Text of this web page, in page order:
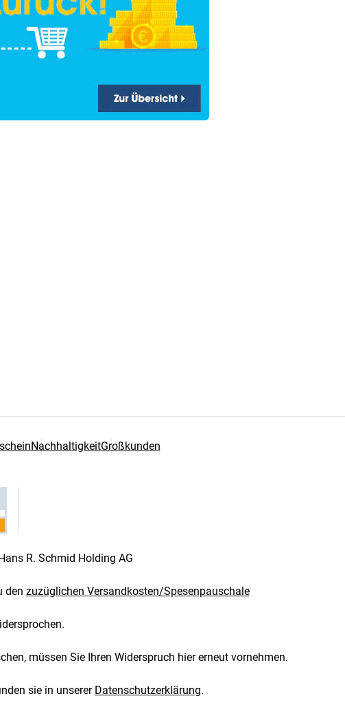
NachhaltigkeitGroßkunden
R. Schmid Holding AG
den zuzüglichen Versandkosten/Spesenpauschale
müssen Sie Ihren Widerspruch hier erneut vornehmen.
sie in unserer Datenschutzerklärung.